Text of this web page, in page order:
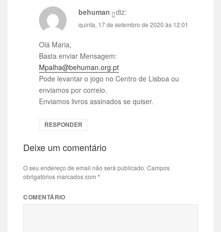
behuman diz:
quinta, 17 de setembro de 2020 às 12:01
Olá Maria,
Basta enviar Mensagem:
Mpalha@behuman.org.pt
Pode levantar o jogo no Centro de Lisboa ou
enviamos por correio.
Enviamos livros assinados se quiser.
RESPONDER
Deixe um comentário
O seu endereço de email não será publicado. Campos
obrigatórios marcados com*
COMENTÁRIO